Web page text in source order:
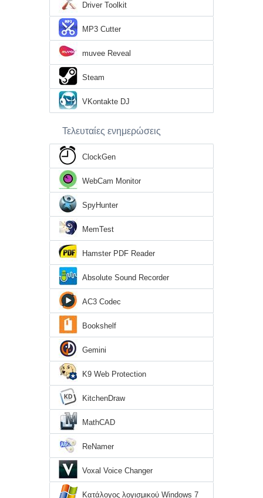
Driver Toolkit
MP3 Cutter
muvee Reveal
Steam
VKontakte DJ
Τελευταίες ενημερώσεις
ClockGen
WebCam Monitor
SpyHunter
MemTest
Hamster PDF Reader
Absolute Sound Recorder
AC3 Codec
Bookshelf
Gemini
K9 Web Protection
KitchenDraw
MathCAD
ReNamer
Voxal Voice Changer
Κατάλογος λογισμικού Windows 7